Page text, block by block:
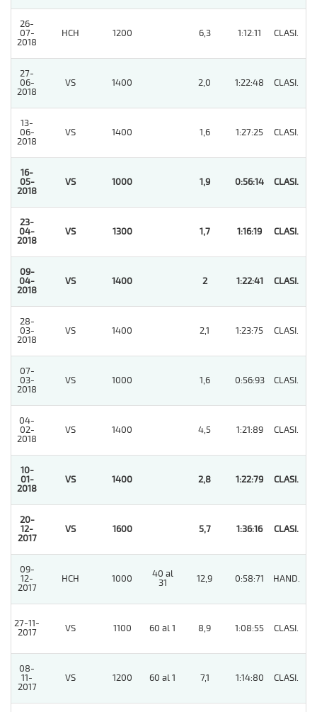
26-
07-
2018
HCH 1200 6,3 1:12:11 CLASI.
27-
06-
2018
VS 1400 2,0 1:22:48 CLASI.
13-
06-
2018
VS 1400 1,6 1:27:25 CLASI.
16-
05-
2018
VS 1000 1,9 0:56:14 CLASI.
23-
04-
2018
VS 1300 1,7 1:16:19 CLASI.
09-
04-
2018
VS 1400 2 1:22:41 CLASI.
28-
03-
2018
VS 1400 2,1 1:23:75 CLASI.
07-
03-
2018
VS 1000 1,6 0:56:93 CLASI.
04-
02-
2018
VS 1400 4,5 1:21:89 CLASI.
10-
01-
2018
VS 1400 2,8 1:22:79 CLASI.
20-
12-
2017
VS 1600 5,7 1:36:16 CLASI.
09-
12-
2017
HCH 1000
40 al
31
12,9 0:58:71 HAND.
27-11-
2017
VS 1100 60 al 1 8,9 1:08:55 CLASI.
08-
11-
2017
VS 1200 60 al 1 7,1 1:14:80 CLASI.